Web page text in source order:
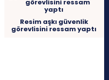
Resim aşkı güvenlik
görevlisini ressam yaptı